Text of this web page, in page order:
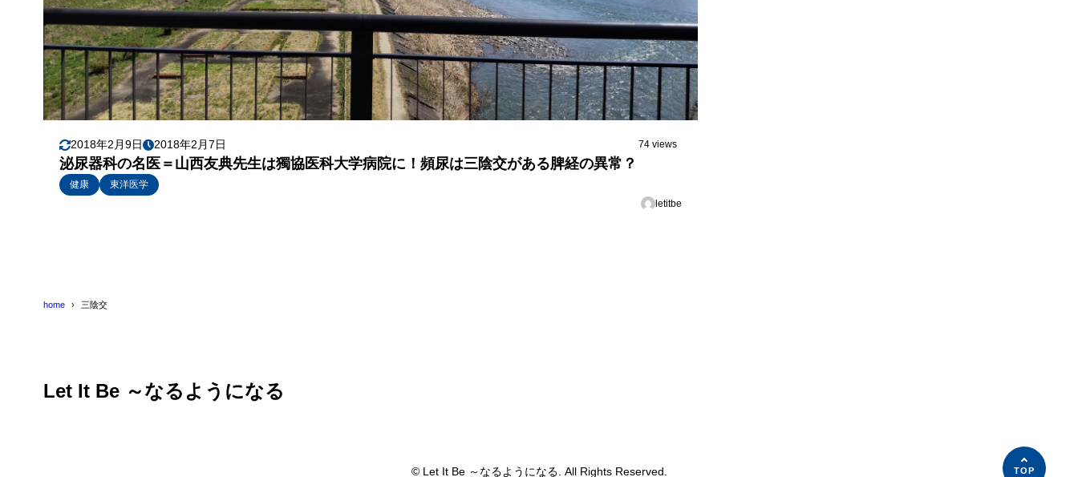
2018年2月9日 2018年2月7日 74 views
泌尿器科の名医＝山西友典先生は獨協医科大学病院に！頻尿は三陰交がある脾経の異常？
健康
東洋医学
letitbe
home 三陰交
Let It Be ～なるようになる
© Let It Be ～なるようになる. All Rights Reserved.